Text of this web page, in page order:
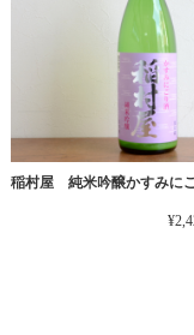
稲村屋 純米吟醸かすみに